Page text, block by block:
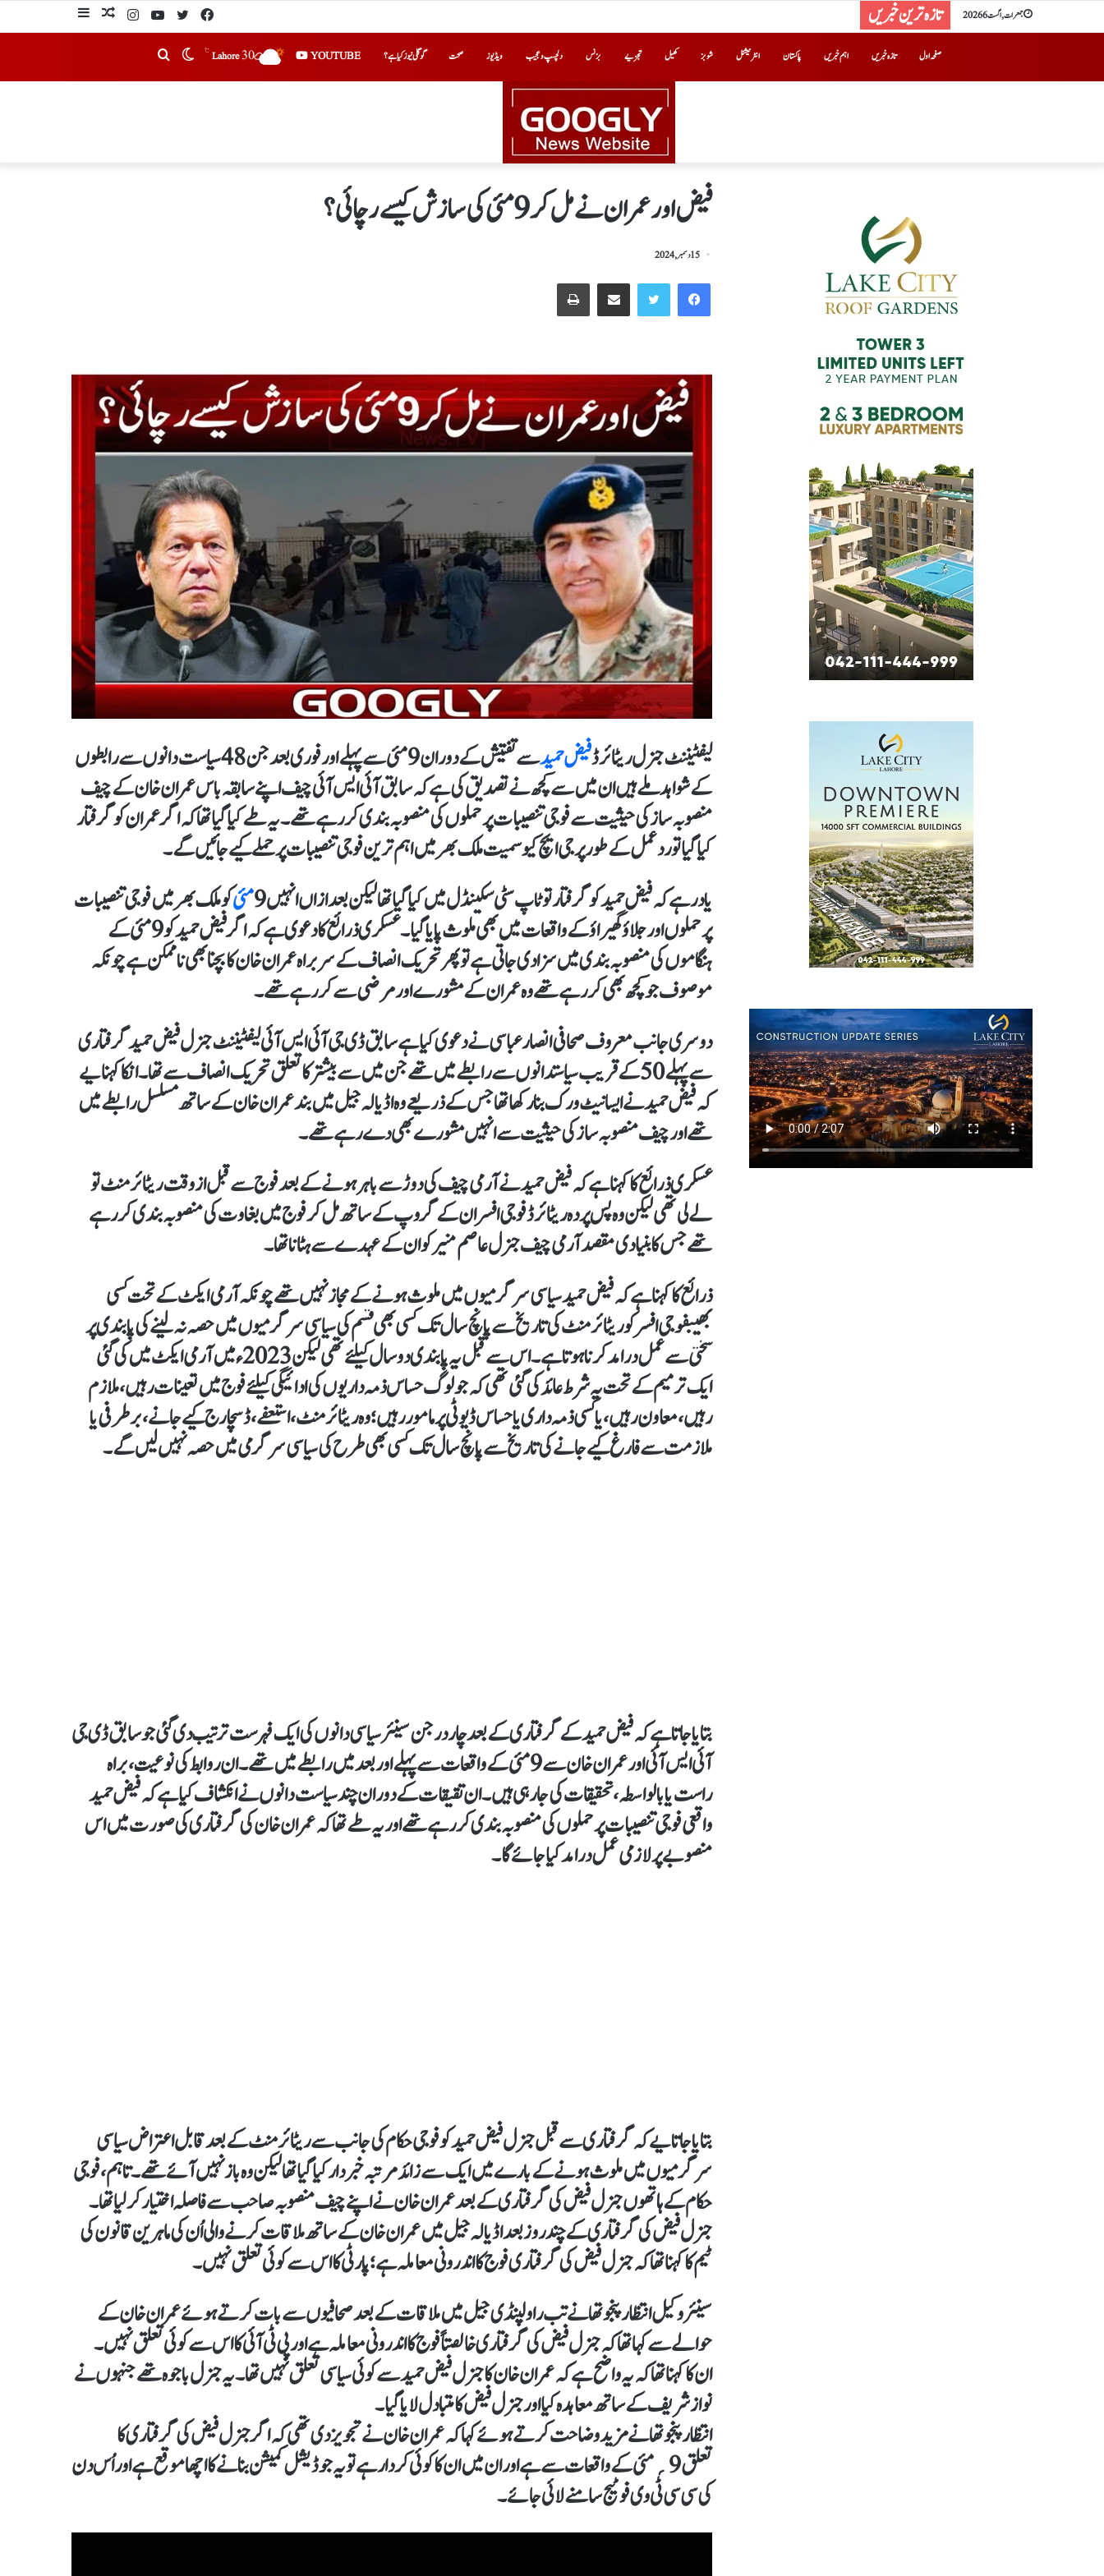
جمعرات, اگست 6 2026 تازہ ترین خبریں
صفحہ اول تازہ خبریں اہم خبریں پاکستان انٹرنیشنل شوبز کھیل تجزیے بزنس دلچسپ و عجیب ویڈیوز صحت گوگلی نیوز کیا ہے؟ YOUTUBE
Lahore30
℃
فیض اور عمران نے مل کر 9مئی کی سازش کیسے رچائی؟
15 دسمبر, 2024
لیفٹیننٹ جنرل ریٹائرڈفیض حمید
سے تفتیش کے دوران 9 مئی سے پہلے اور فوری بعد جن 48 سیاست دانوں سے رابطوں
کے شواہد ملے ہیں ان میں سے کچھ نے تصدیق کی ہے کہ سابق آئی ایس آئی چیف اپنے سابقہ باس عمران خان کے چیف
منصوبہ ساز کی حیثیت سے فوجی تنصیبات پر حملوں کی منصوبہ بندی کر رہے تھے۔ یہ طے کیا گیا تھا کہ اگر عمران کو گرفتار
کیا گیا تو رد عمل کے طور پر جی ایچ کیو سمیت ملک بھر میں اہم ترین فوجی تنصیبات پر حملے کیے جائیں گے۔
یاد رہے کہ فیض حمید کو گرفتار تو ٹاپ سٹی سکینڈل میں کیا گیا تھا لیکن بعد ازاں انہیں 9 مئیکو ملک بھر میں فوجی تنصیبات
پر حملوں اور جلاؤ گھیراؤ کے واقعات میں بھی ملوث پایا گیا۔ عسکری ذرائع کا دعوی ہے کہ اگر فیض حمید کو 9 مئی کے
ہنگاموں کی منصوبہ بندی میں سزا دی جاتی ہے تو پھر تحریک انصاف کے سربراہ عمران خان کا بچنا بھی ناممکن ہے چونکہ
موصوف جو کچھ بھی کر رہے تھے وہ عمران کے مشورے اور مرضی سے کر رہے تھے۔
دوسری جانب معروف صحافی انصار عباسی نے دعوی کیا ہے سابق ڈی جی آئی ایس آئی لیفٹیننٹ جنرل فیض حمید گرفتاری
سے پہلے 50 کے قریب سیاستدانوں سے رابطے میں تھے جن میں سے بیشتر کا تعلق تحریک انصاف سے تھا۔ انکا کہنا یے
کہ فیض حمید نے ایسا نیٹ ورک بنا رکھا تھا جس کے ذریعے وہ اڈیالہ جیل میں بند عمران خان کے ساتھ مسلسل رابطے میں
تھے اور چیف منصوبہ ساز کی حیثیت سے انہیں مشورے بھی دے رہے تھے۔
عسکری ذرائع کا کہنا ہے کہ فیض حمید نے آرمی چیف کی دوڑ سے باہر ہونے کے بعد فوج سے قبل از وقت ریٹائرمنٹ تو
لے لی تھی لیکن وہ پس پردہ ریٹائرڈ فوجی افسران کے گروپ کے ساتھ مل کر فوج میں بغاوت کی منصوبہ بندی کر رہے
تھے جس کا بنیادی مقصد آرمی چیف جنرل عاصم منیر کو ان کے عہدے سے ہٹانا تھا۔
ذرائع کا کہنا ہے کہ فیض حمید سیاسی سرگرمیوں میں ملوث ہونے کے مجاز نہیں تھے چونکہ آرمی ایکٹ کے تحت کسی
بھیبفوجی افسر کو ریٹائرمنٹ کی تاریخ سے پانچ سال تک کسی بھی قسم کی سیاسی سرگرمیوں میں حصہ نہ لینے کی پابندی پر
سختی سے عمل درامد کرنا ہوتا ہے۔ اس سے قبل یہ پابندی دو سال کیلئے تھی لیکن 2023ء میں آرمی ایکٹ میں کی گئی
ایک ترمیم کے تحت یہ شرط عائد کی گئی تھی کہ جو لوگ حساس ذمہ داریوں کی ادائیگی کیلئے فوج میں تعینات رہیں، ملازم
رہیں، معاون رہیں، یا کسی ذمہ داری یا حساس ڈیوٹی پر مامور رہیں؛ وہ ریٹائرمنٹ، استعفے، ڈسچارج کیے جانے، برطرفی یا
ملازمت سے فارغ کیے جانے کی تاریخ سے پانچ سال تک کسی بھی طرح کی سیاسی سرگرمی میں حصہ نہیں لیں گے۔
بتایا جاتا ہے کہ فیض حمید کے گرفتاری کے بعد چار درجن سینئر سیاسی دانوں کی ایک فہرست ترتیب دی گئی جو سابق ڈی جی
آئی ایس آئی اور عمران خان سے 9 مئی کے واقعات سے پہلے اور بعد میں رابطے میں تھے۔ ان روابط کی نوعیت، براہ
راست یا بالواسطہ، تحقیقات کی جا رہی ہیں۔ ان تقیقات کے دوران چند سیاست دانوں نے انکشاف کیا ہے کہ فیض حمید
واقعی فوجی تنصیبات پر حملوں کی منصوبہ بندی کر رہے تھے اور یہ طے تھا کہ عمران خان کی گرفتاری کی صورت میں اس
منصوبے پر لازمی عمل درامد کیا جائے گا۔
بتایا جاتا یے کہ گرفتاری سے قبل جنرل فیض حمید کو فوجی حکام کی جانب سے ریٹائرمنٹ کے بعد قابل اعتراض سیاسی
سرگرمیوں میں ملوث ہونے کے بارے میں ایک سے زائد مرتبہ خبردار کیا گیا تھا لیکن وہ باز نہیں آئے تھے۔ تاہم، فوجی
حکام کے ہاتھوں جنرل فیض کی گرفتاری کے بعد عمران خان نے اپنے چیف منصوبہ صاحب سے فاصلہ اختیار کرلیا تھا۔
جنرل فیض کی گرفتاری کے چند روز بعد اڈیالہ جیل میں عمران خان کے ساتھ ملاقات کرنے والی اُن کی ماہرین قانون کی
ٹیم کا کہنا تھا کہ جنرل فیض کی گرفتاری فوج کا اندرونی معاملہ ہے؛ پارٹی کا اس سے کوئی تعلق نہیں۔
سینئر وکیل انتظار پنجوتھا نے تب راولپنڈی جیل میں ملاقات کے بعد صحافیوں سے بات کرتے ہوئے عمران خان کے
حوالے سے کہا تھا کہ جنرل فیض کی گرفتاری خالصتاً فوج کا اندرونی معاملہ ہے اور پی ٹی آئی کا اس سے کوئی تعلق نہیں۔
ان کا کہنا تھا کہ یہ واضح ہے کہ عمران خان کا جنرل فیض حمید سے کوئی سیاسی تعلق نہیں تھا۔ یہ جنرل باجوہ تھے جنہوں نے
نواز شریف کے ساتھ معاہدہ کیا اور جنرل فیض کا متبادل لایا گیا۔
انتظار پنجوتھا نے مزید وضاحت کرتے ہوئے کہا کہ عمران خان نے تجویز دی تھی کہ اگر جنرل فیض کی گرفتاری کا
تعلق 9؍ مئی کے واقعات سے ہے اور ان میں ان کا کوئی کردار ہے تو یہ جوڈیشل کمیشن بنانے کا اچھا موقع ہے اور اُس دن
کی سی سی ٹی وی فوٹیج سامنے لائی جائے۔